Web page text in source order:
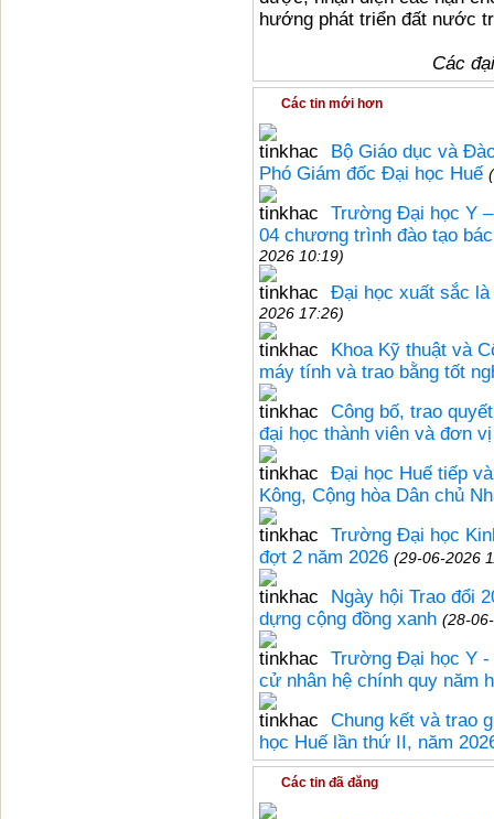
hướng phát triển đất nước
Các
Các tin mới hơn
Bộ Giáo dục và
Phó Giám đốc Đại học Huế
Trường Đại học Y
04 chương trình đào tạo
2026 10:19)
Đại học xuất sắc
2026 17:26)
Khoa Kỹ thuật và
máy tính và trao bằng tốt
Công bố, trao
đại học thành viên và đơn
Đại học Huế tiếp
Kông, Cộng hòa Dân chủ
Trường Đại học
đợt 2 năm 2026 (29-06-2026
Ngày hội Trao đổi
dựng cộng đồng xanh (28-
Trường Đại học Y
cử nhân hệ chính quy năm
Chung kết và trao
học Huế lần thứ II, năm
Các tin đã đăng